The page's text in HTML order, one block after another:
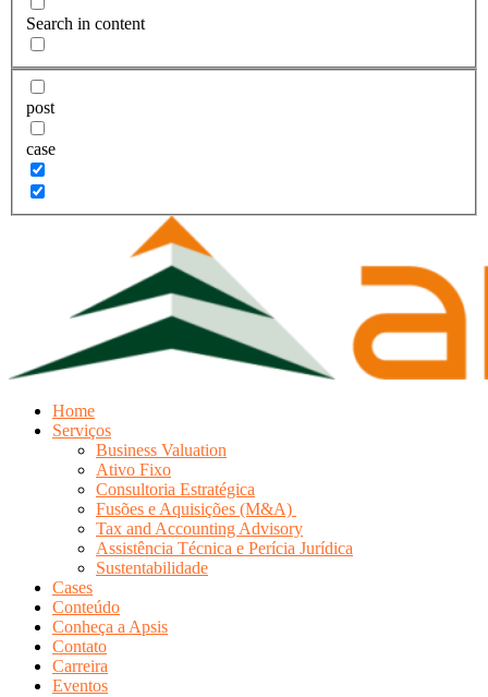
Search in content
post
case
Home
Serviços
Business Valuation
Ativo Fixo
Consultoria Estratégica
Fusões e Aquisições (M&A)
Tax and Accounting Advisory
Assistência Técnica e Perícia Jurídica
Sustentabilidade
Cases
Conteúdo
Conheça a Apsis
Contato
Carreira
Eventos